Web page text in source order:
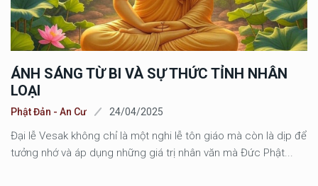
ÁNH SÁNG TỪ BI VÀ SỰ THỨC TỈNH NHÂN
LOẠI
Phật Đản - An Cư 24/04/2025
Đại lễ Vesak không chỉ là một nghi lễ tôn giáo mà còn là dịp để
tưởng nhớ và áp dụng những giá trị nhân văn mà Đức Phật...